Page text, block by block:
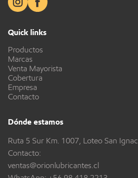
Quick links
Productos
Marcas
Venta Mayorista
Cobertura
Empresa
Contacto
Dónde estamos
Ruta 5 Sur Km. 1007, Loteo San
Contacto:
ventas@orionlubricantes.cl